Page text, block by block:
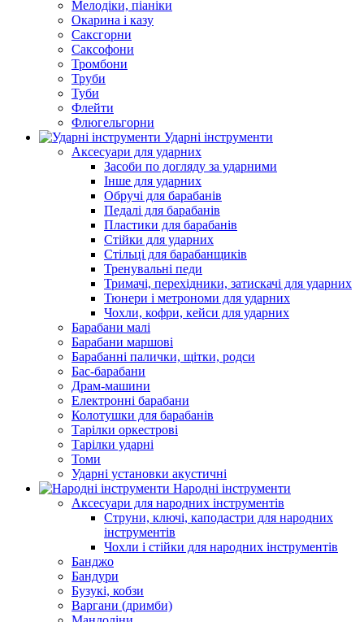
Мелодіки, піаніки
Окарина і казу
Саксгорни
Саксофони
Тромбони
Труби
Туби
Флейти
Флюгельгорни
Ударні інструменти
Аксесуари для ударних
Засоби по догляду за ударними
Інше для ударних
Обручі для барабанів
Педалі для барабанів
Пластики для барабанів
Стійки для ударних
Стільці для барабанщиків
Тренувальні педи
Тримачі, перехідники, затискачі для ударних
Тюнери і метрономи для ударних
Чохли, кофри, кейси для ударних
Барабани малі
Барабани маршові
Барабанні палички, щітки, родси
Бас-барабани
Драм-машини
Електронні барабани
Колотушки для барабанів
Тарілки оркестрові
Тарілки ударні
Томи
Ударні установки акустичні
Народні інструменти
Аксесуари для народних інструментів
Струни, ключі, каподастри для народних
інструментів
Чохли і стійки для народних інструментів
Банджо
Бандури
Бузукі, кобзи
Варгани (дримби)